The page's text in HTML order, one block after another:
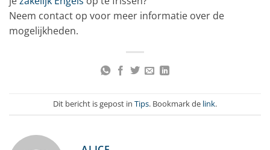
Neem contact op voor meer informatie over de
mogelijkheden.
Dit bericht is gepost in Tips. Bookmark de link.